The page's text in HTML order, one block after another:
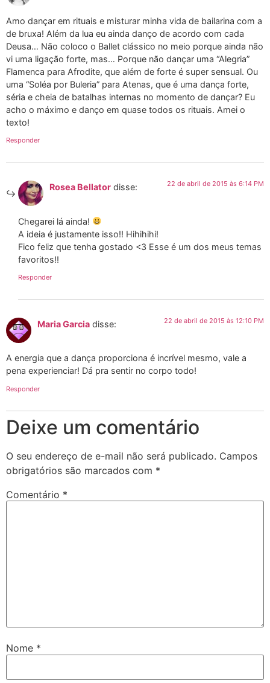
Amo dançar em rituais e misturar minha vida de bailarina com a
de bruxa! Além da lua eu ainda danço de acordo com cada
Deusa… Não coloco o Ballet clássico no meio porque ainda não
vi uma ligação forte, mas… Porque não dançar uma “Alegria”
Flamenca para Afrodite, que além de forte é super sensual. Ou
uma “Soléa por Buleria” para Atenas, que é uma dança forte,
séria e cheia de batalhas internas no momento de dançar? Eu
acho o máximo e danço em quase todos os rituais. Amei o
texto!
Responder
Rosea Bellator disse: 22 de abril de 2015 às 6:14 PM
Chegarei lá ainda!
A ideia é justamente isso!! Hihihihi!
Fico feliz que tenha gostado <3 Esse é um dos meus temas
favoritos!!
Responder
Maria Garcia disse: 22 de abril de 2015 às 12:10 PM
A energia que a dança proporciona é incrível mesmo, vale a
pena experienciar! Dá pra sentir no corpo todo!
Responder
Deixe um comentário
O seu endereço de e-mail não será publicado. Campos
obrigatórios são marcados com *
Comentário *
Nome *